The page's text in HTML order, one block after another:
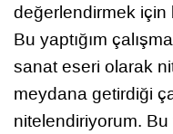
değerlendirmek için
Bu yaptığım
sanat eseri olarak
meydana getirdiği
nitelendiriyorum. Bu